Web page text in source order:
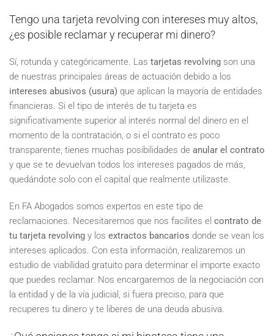
Tengo una tarjeta revolving con intereses muy altos,
¿es posible reclamar y recuperar mi dinero?
Sí, rotunda y categóricamente. Las tarjetas revolving son una
de nuestras principales áreas de actuación debido a los
intereses abusivos (usura) que aplican la mayoría de entidades
financieras. Si el tipo de interés de tu tarjeta es
significativamente superior al interés normal del dinero en el
momento de la contratación, o si el contrato es poco
transparente, tienes muchas posibilidades de anular el contrato
y que se te devuelvan todos los intereses pagados de más,
quedándote solo con el capital que realmente utilizaste.
En FA Abogados somos expertos en este tipo de
reclamaciones. Necesitaremos que nos facilites el contrato de
tu tarjeta revolving y los extractos bancarios donde se vean los
intereses aplicados. Con esta información, realizaremos un
estudio de viabilidad gratuito para determinar el importe exacto
que puedes reclamar. Nos encargaremos de la negociación con
la entidad y de la vía judicial, si fuera preciso, para que
recuperes tu dinero y te liberes de una deuda abusiva.